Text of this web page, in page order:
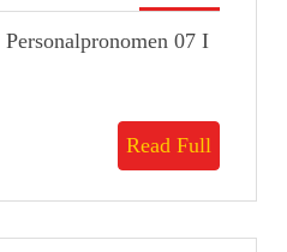
Read Full
Read
Full